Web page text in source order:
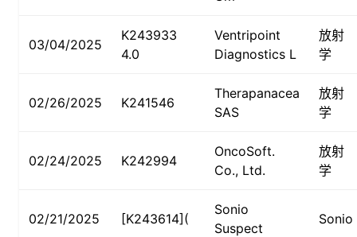
03/04/2025
K243933
4.0
Ventripoint
Diagnostics L
放射
学
02/26/2025 K241546
Therapanacea
SAS
放射
学
02/24/2025 K242994
OncoSoft.
Co., Ltd.
放射
学
02/21/2025 [K243614](
Sonio
Suspect
Sonio